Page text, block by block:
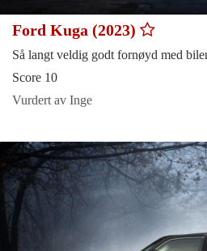
Ford Kuga (2023)
Så langt veldig godt fornøyd med
Score 10
Vurdert av Inge